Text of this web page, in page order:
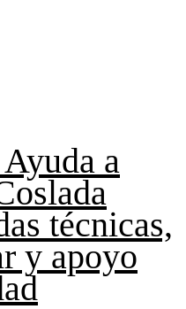
a
técnicas,
y apoyo